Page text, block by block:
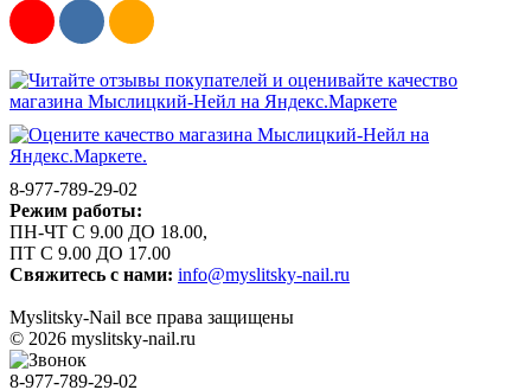
8-977-789-29-02
Режим работы:
ПН-ЧТ С 9.00 ДО 18.00,
ПТ С 9.00 ДО 17.00
Свяжитесь с нами: info@myslitsky-nail.ru
Myslitsky-Nail все права защищены
© 2026 myslitsky-nail.ru
8-977-789-29-02